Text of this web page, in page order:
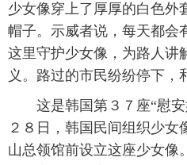
少女像穿上了厚厚的白色外
帽子。示威者说，每天都会
这里守护少女像，为路人讲
义。路过的市民纷纷停下，
这是韩国第３７座“慰安
２８日，韩国民间组织少女
山总领馆前设立这座少女像